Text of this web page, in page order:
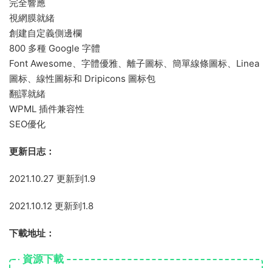
完全響應
視網膜就緒
創建自定義側邊欄
800 多種 Google 字體
Font Awesome、字體優雅、離子圖标、簡單線條圖标、Linea
圖标、線性圖标和 Dripicons 圖标包
翻譯就緒
WPML 插件兼容性
SEO優化
更新日志：
2021.10.27 更新到1.9
2021.10.12 更新到1.8
下載地址：
資源下載